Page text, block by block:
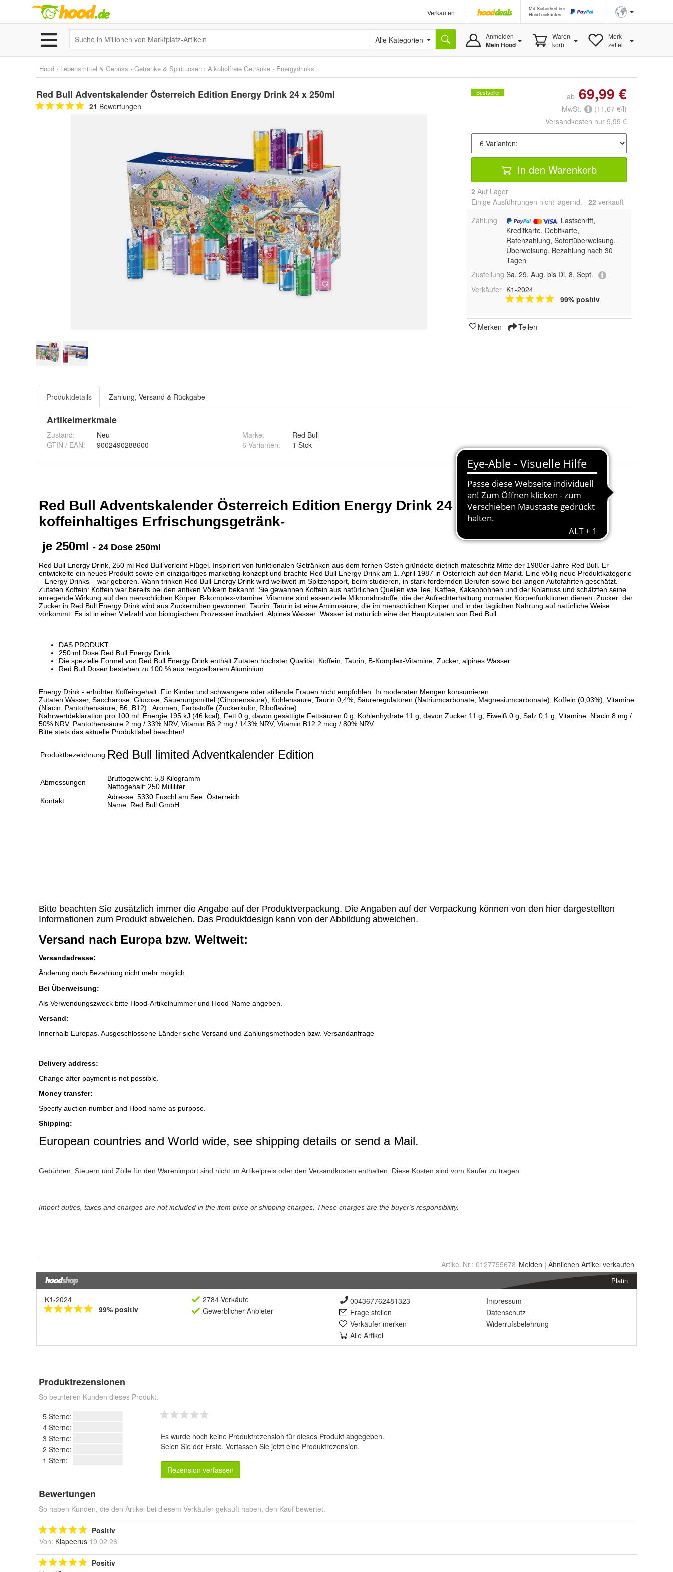
Verkaufen
Mit Sicherheit bei
Hood einkaufen
Alle Kategorien Anmelden
Mein Hood
Waren-
korb
Merk-
zettel
Hood › Lebensmittel & Genuss › Getränke & Spirituosen › Alkoholfreie Getränke › Energydrinks
Red Bull Adventskalender Österreich Edition Energy Drink 24 x 250ml
21 Bewertungen
Bestseller ab 69,99 €
MwSt.
(11,67 €/l)
Versandkosten nur 9,99 €
In den Warenkorb
2 Auf Lager
Einige Ausführungen nicht lagernd. 22 verkauft
Zahlung
, Lastschrift,
Kreditkarte, Debitkarte,
Ratenzahlung, Sofortüberweisung,
Überweisung, Bezahlung nach 30
Tagen
Zustellung Sa, 29. Aug. bis Di, 8. Sept.
Verkäufer K1-2024
99% positiv
Merken Teilen
Produktdetails Zahlung, Versand & Rückgabe
Artikelmerkmale
Zustand:
Neu
GTIN / EAN:
9002490288600
Marke:
Red Bull
6 Varianten: 1 Stck
Artikel Nr.: 0127755678 Melden | Ähnlichen Artikel verkaufen
Platin
K1-2024
99% positiv
2784 Verkäufe
Gewerblicher Anbieter
004367762481323
Frage stellen
Verkäufer merken
Alle Artikel
Impressum
Datenschutz
Widerrufsbelehrung
Produktrezensionen
So beurteilen Kunden dieses Produkt.
5 Sterne:
4 Sterne:
3 Sterne:
2 Sterne:
1 Stern:
Es wurde noch keine Produktrezension für dieses Produkt abgegeben.
Seien Sie der Erste. Verfassen Sie jetzt eine Produktrezension.
Rezension verfassen
Bewertungen
So haben Kunden, die den Artikel bei diesem Verkäufer gekauft haben, den Kauf bewertet.
Positiv
Von: Klapeerus 19.02.26
Positiv